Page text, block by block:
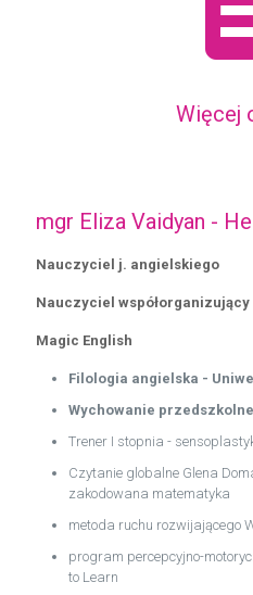
Więcej
mgr Eliza Vaidyan -
Nauczyciel j. angielskiego
Nauczyciel współorganizujący
Magic English
Filologia angielska -
Wychowanie
Trener I stopnia -
Czytanie globalne Glena
zakodowana matematyka
metoda ruchu rozwijającego
program percepcyjno-
to Learn